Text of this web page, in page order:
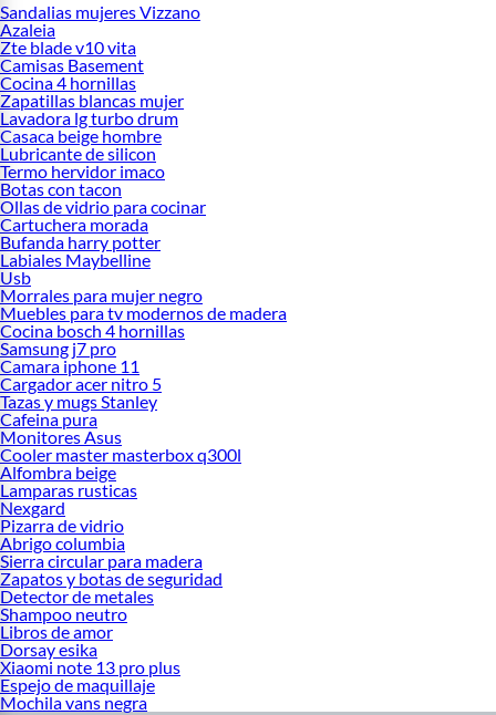
Sandalias mujeres Vizzano
Azaleia
Zte blade v10 vita
Camisas Basement
Cocina 4 hornillas
Zapatillas blancas mujer
Lavadora lg turbo drum
Casaca beige hombre
Lubricante de silicon
Termo hervidor imaco
Botas con tacon
Ollas de vidrio para cocinar
Cartuchera morada
Bufanda harry potter
Labiales Maybelline
Usb
Morrales para mujer negro
Muebles para tv modernos de madera
Cocina bosch 4 hornillas
Samsung j7 pro
Camara iphone 11
Cargador acer nitro 5
Tazas y mugs Stanley
Cafeina pura
Monitores Asus
Cooler master masterbox q300l
Alfombra beige
Lamparas rusticas
Nexgard
Pizarra de vidrio
Abrigo columbia
Sierra circular para madera
Zapatos y botas de seguridad
Detector de metales
Shampoo neutro
Libros de amor
Dorsay esika
Xiaomi note 13 pro plus
Espejo de maquillaje
Mochila vans negra